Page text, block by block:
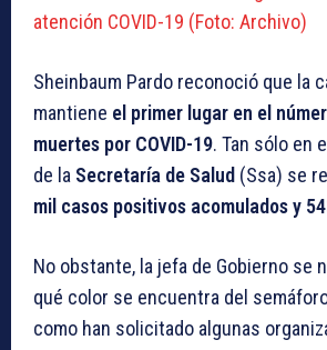
atención COVID-19 (Foto: Archivo)
Sheinbaum Pardo reconoció que la
mantiene el primer lugar en el
muertes por COVID-19. Tan sólo en
de la Secretaría de Salud (Ssa) se
mil casos positivos acomulados y
No obstante, la jefa de Gobierno se
qué color se encuentra del
como han solicitado algunas